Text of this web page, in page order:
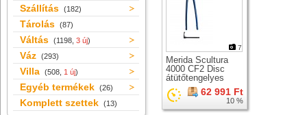
Szállítás (182)
Tárolás (87)
Váltás (1198, 3 új)
Váz (293)
Villa (508, 1 új)
Egyéb termékek (26)
Komplett szettek (13)
7
Merida Scultura
4000 CF2 Disc
átütőtengelyes
országúti karbon
merev villa +
csapágy
62 991 Ft
10 %